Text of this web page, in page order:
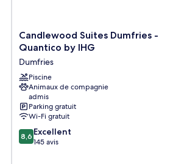
Candlewood
Suites
-
Quantico
by
IHG
Dumfries
Candlewood Suites Dumfries -
Quantico by IHG
Dumfries
Piscine
Animaux de compagnie
admis
Parking gratuit
Wi-Fi gratuit
8.6
sur
8,6 Excellent
145 avis